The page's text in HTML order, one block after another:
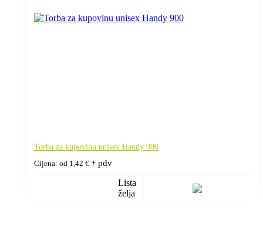
Torba za kupovinu unisex Handy 900
Cijena: od 1,42 € + pdv
Lista
želja